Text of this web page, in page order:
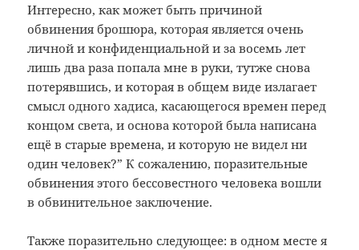
Интересно, как может быть причиной
обвинения брошюра, которая является очень
личной и конфиденциальной и за восемь лет
лишь два раза попала мне в руки, тутже снова
потерявшись, и которая в общем виде излагает
смысл одного хадиса, касающегося времен перед
концом света, и основа которой была написана
ещё в старые времена, и которую не видел ни
один человек?” К сожалению, поразительные
обвинения этого бессовестного человека вошли
в обвинительное заключение.
Также поразительно следующее: в одном месте я